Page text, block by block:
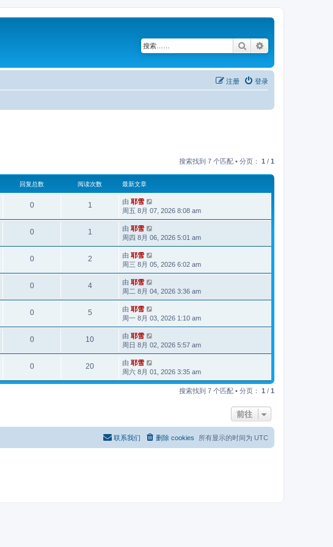
搜索
登录
注册
搜索找到 7 个匹配 • 分页： 1 / 1
回复总数 阅读次数 最新文章
0 1 由 耶雪
周五 8月 07, 2026 8:08 am
0 1 由 耶雪
周四 8月 06, 2026 5:01 am
0 2 由 耶雪
周三 8月 05, 2026 6:02 am
0 4 由 耶雪
周二 8月 04, 2026 3:36 am
0 5 由 耶雪
周一 8月 03, 2026 1:10 am
0 10 由 耶雪
周日 8月 02, 2026 5:57 am
0 20 由 耶雪
周六 8月 01, 2026 3:35 am
搜索找到 7 个匹配 • 分页： 1 / 1
前往
所有显示的时间为 UTC
删除 cookies
联系我们